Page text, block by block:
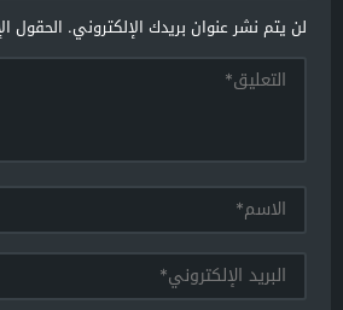
لن يتم نشر عنوان بريدك الإلكتروني. الحقول